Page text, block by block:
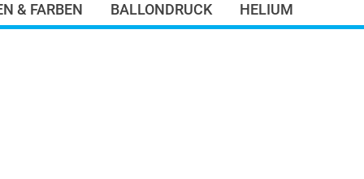
& FARBEN BALLONDRUCK HELIUM